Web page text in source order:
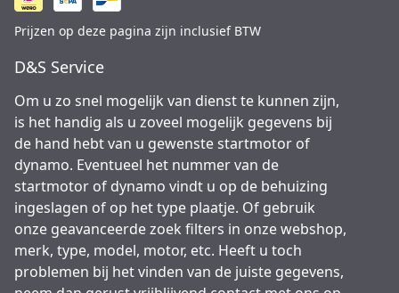
Prijzen op deze pagina zijn inclusief BTW
D&S Service
Om u zo snel mogelijk van dienst te kunnen zijn,
is het handig als u zoveel mogelijk gegevens bij
de hand hebt van u gewenste startmotor of
dynamo. Eventueel het nummer van de
startmotor of dynamo vindt u op de behuizing
ingeslagen of op het type plaatje. Of gebruik
onze geavanceerde zoek filters in onze webshop,
merk, type, model, motor, etc. Heeft u toch
problemen bij het vinden van de juiste gegevens,